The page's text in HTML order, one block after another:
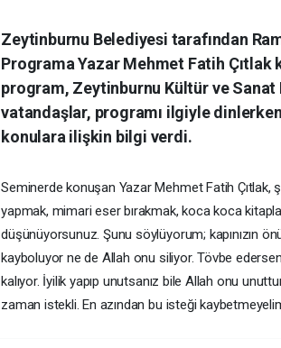
Zeytinburnu Belediyesi tarafından
Programa Yazar Mehmet Fatih Çıtlak
program, Zeytinburnu Kültür ve
vatandaşlar, programı ilgiyle
konulara ilişkin bilgi verdi.
Seminerde konuşan Yazar Mehmet Fatih Çıtlak,
yapmak, mimari eser bırakmak, koca koca
düşünüyorsunuz. Şunu söylüyorum; kapınızın
kayboluyor ne de Allah onu siliyor. Tövbe
kalıyor. İyilik yapıp unutsanız bile Allah onu
zaman istekli. En azından bu isteği